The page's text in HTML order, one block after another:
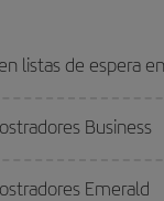
listas de espera
Business
Emerald